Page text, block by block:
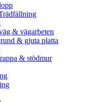
& vägarbeten
& gjuta platta
& stödmur